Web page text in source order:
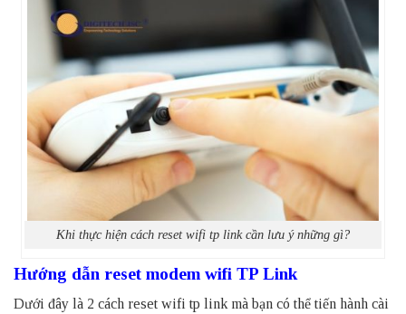
Khi thực hiện cách reset wifi tp link cần lưu ý những gì?
Hướng dẫn reset modem wifi TP Link
Dưới đây là 2 cách reset wifi tp link mà bạn có thể tiến hành cài